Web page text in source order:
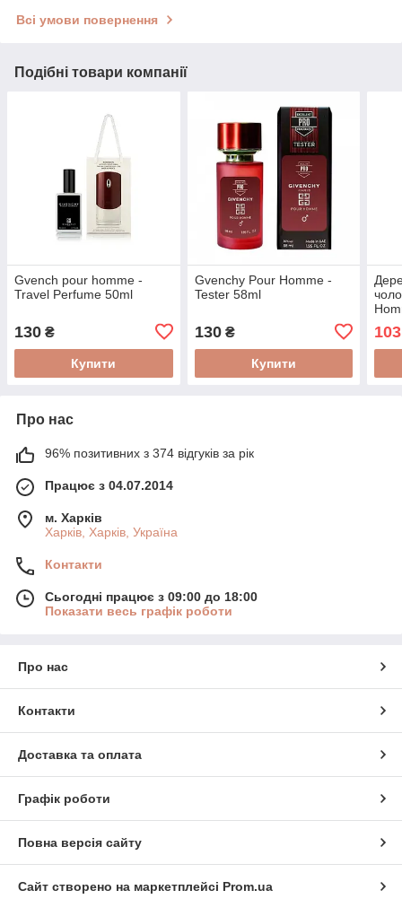
Всі умови повернення
Подібні товари компанії
Gvench pour homme -
Travel Perfume 50ml
130 ₴
Купити
Gvenchy Pour Homme -
Tester 58ml
130₴
Купити
Про нас
96% позитивних з 374 відгуків за рік
Працює з 04.07.2014
м. Харків
Харків, Харків, Україна
Контакти
Сьогодні працює з 09:00 до 18:00
Показати весь графік роботи
Про нас
Контакти
Доставка та оплата
Графік роботи
Повна версія сайту
Сайт створено на маркетплейсі Prom.ua